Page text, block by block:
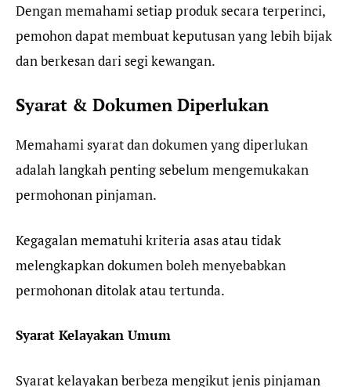
Dengan memahami setiap produk secara terperinci,
pemohon dapat membuat keputusan yang lebih bijak
dan berkesan dari segi kewangan.
Syarat & Dokumen Diperlukan
Memahami syarat dan dokumen yang diperlukan
adalah langkah penting sebelum mengemukakan
permohonan pinjaman.
Kegagalan mematuhi kriteria asas atau tidak
melengkapkan dokumen boleh menyebabkan
permohonan ditolak atau tertunda.
Syarat Kelayakan Umum
Syarat kelayakan berbeza mengikut jenis pinjaman